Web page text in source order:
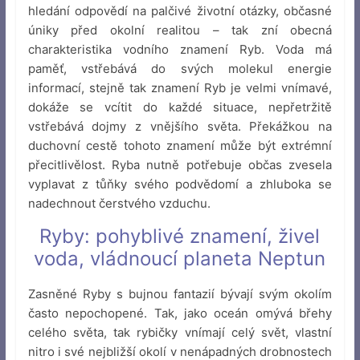
hledání odpovědí na palčivé životní otázky, občasné
úniky před okolní realitou – tak zní obecná
charakteristika vodního znamení Ryb. Voda má
paměť, vstřebává do svých molekul energie
informací, stejně tak znamení Ryb je velmi vnímavé,
dokáže se vcítit do každé situace, nepřetržitě
vstřebává dojmy z vnějšího světa. Překážkou na
duchovní cestě tohoto znamení může být extrémní
přecitlivělost. Ryba nutně potřebuje občas zvesela
vyplavat z tůňky svého podvědomí a zhluboka se
nadechnout čerstvého vzduchu.
Ryby: pohyblivé znamení, živel
voda, vládnoucí planeta Neptun
Zasněné Ryby s bujnou fantazií bývají svým okolím
často nepochopené. Tak, jako oceán omývá břehy
celého světa, tak rybičky vnímají celý svět, vlastní
nitro i své nejbližší okolí v nenápadných drobnostech